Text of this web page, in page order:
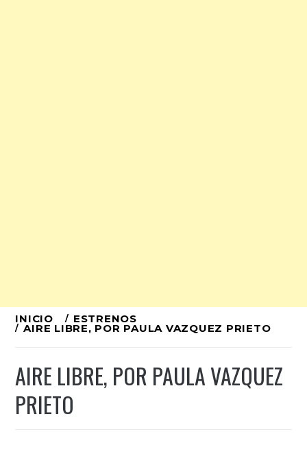
Ir
INICIO ESTRENOS
AIRE LIBRE, POR PAULA VAZQUEZ PRIETO
AIRE LIBRE, POR PAULA VAZQUEZ
PRIETO